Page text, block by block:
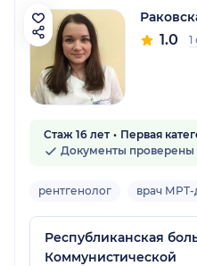
1.0
Стаж 16 лет
Первая
Документы проверены
рентгенолог врач МРТ-
Республиканская
Коммунистической